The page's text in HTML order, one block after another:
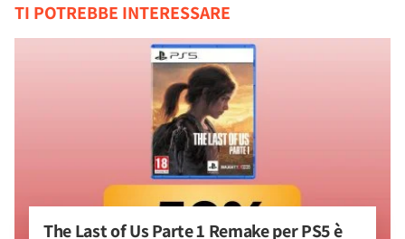
TI POTREBBE INTERESSARE
The Last of Us Parte 1 Remake per PS5 è